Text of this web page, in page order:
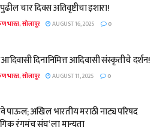
चार दिवस अतिवृष्टीचा इशारा!
भारत, सोलापूर AUGUST 16, 2025 0
दिनानिमित्त आदिवासी संस्कृतीचे दर्शन!
भारत, सोलापूर AUGUST 11, 2025 0
पाऊल; अखिल भारतीय मराठी नाट्य परिषद
रंगमंच संघ’ ला मान्यता